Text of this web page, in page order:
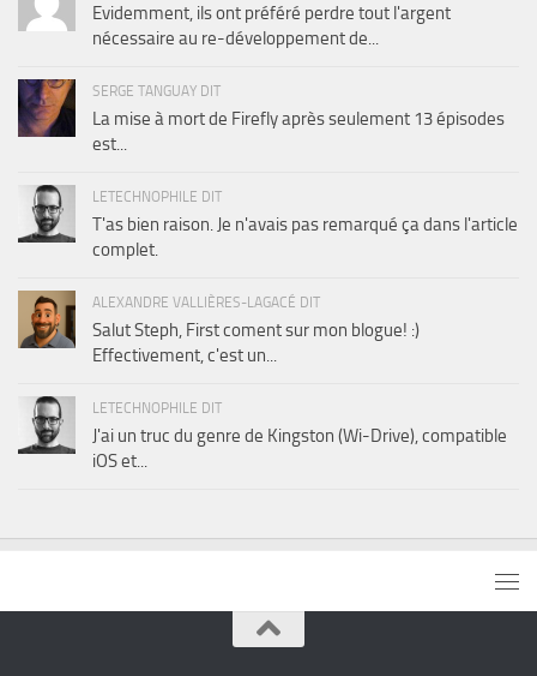
Evidemment, ils ont préféré perdre tout l'argent
nécessaire au re-développement de...
SERGE TANGUAY DIT
La mise à mort de Firefly après seulement 13 épisodes
est...
LETECHNOPHILE DIT
T'as bien raison. Je n'avais pas remarqué ça dans l'article
complet.
ALEXANDRE VALLIÈRES-LAGACÉ DIT
Salut Steph, First coment sur mon blogue! :)
Effectivement, c'est un...
LETECHNOPHILE DIT
J'ai un truc du genre de Kingston (Wi-Drive), compatible
iOS et...